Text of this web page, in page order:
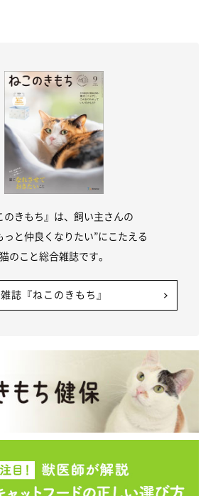
のきもち』は、飼い主さんの
っと仲良くなりたい”にこたえる
猫のこと総合雑誌です。
雑誌『ねこのきもち』